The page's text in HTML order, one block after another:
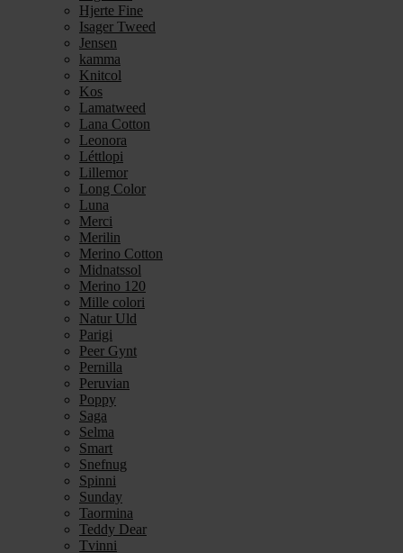
Hjerte Fine
Isager Tweed
Jensen
kamma
Knitcol
Kos
Lamatweed
Lana Cotton
Leonora
Léttlopi
Lillemor
Long Color
Luna
Merci
Merilin
Merino Cotton
Midnatssol
Merino 120
Mille colori
Natur Uld
Parigi
Peer Gynt
Pernilla
Peruvian
Poppy
Saga
Selma
Smart
Snefnug
Spinni
Sunday
Taormina
Teddy Dear
Tvinni